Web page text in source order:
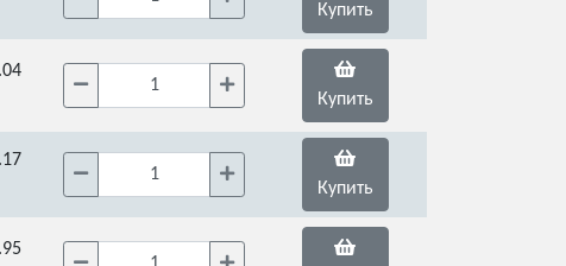
Купить
Купить
Купить